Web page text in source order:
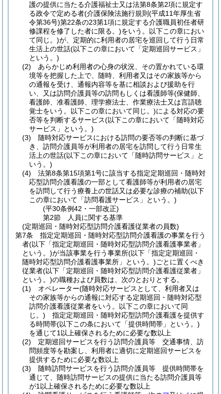
護の提供に当たる介護福祉士又は法第8条第2項に規定す
る政令で定める者(介護保険法施行規則 (平成11年厚生省
令第36号)第22条の23第1項に規定する介護職員初任者研
修課程を修了した者に限る。)をいう。以下この章におい
て同じ。)が、定期的に利用者の居宅を巡回して行う日常
生活上の世話(以下この章において「定期巡回サービス」
という。)
(2)
あらかじめ利用者の心身の状況、その置かれている環
境等を把握した上で、随時、利用者又はその家族等から
の通報を受け、通報内容等を基に相談および援助を行
い、又は訪問介護員等の訪問もしくは看護師等(保健師、
看護師、准看護師、理学療法士、作業療法士又は言語聴
覚士をいう。以下この章において同じ。)による対応の要
否等を判断するサービス(以下この章において「随時対応
サービス」という。)
(3)
随時対応サービスにおける訪問の要否等の判断に基づ
き、訪問介護員等が利用者の居宅を訪問して行う日常生
活上の世話(以下この章において「随時訪問サービス」と
いう。)
(4)
法第8条第15項第1号に該当する指定定期巡回・随時対
応型訪問介護看護の一部として看護師等が利用者の居宅
を訪問して行う療養上の世話又は必要な診療の補助(以下
この章において「訪問看護サービス」という。)
(平30条例42・一部改正)
第2節
人員に関する基準
(定期巡回・随時対応型訪問介護看護従業者の員数)
第7条
指定定期巡回・随時対応型訪問介護看護の事業を行う
者(以下「指定定期巡回・随時対応型訪問介護看護事業者」
という。)が当該事業を行う事業所(以下「指定定期巡回・
随時対応型訪問介護看護事業所」という。)ごとに置くべき
従業者(以下「定期巡回・随時対応型訪問介護看護従業者」
という。)の職種および員数は、次のとおりとする。
(1)
オペレーター(随時対応サービスとして、利用者又は
その家族等からの通報に対応する定期巡回・随時対応型
訪問介護看護従業者をいう。以下この章において同
じ。) 指定定期巡回・随時対応型訪問介護看護を提供す
る時間帯(以下この条において「提供時間帯」という。)
を通じて1以上確保されるために必要な数以上
(2)
定期巡回サービスを行う訪問介護員等 交通事情、訪
問頻度等を勘案し、利用者に適切に定期巡回サービスを
提供するために必要な数以上
(3)
随時訪問サービスを行う訪問介護員等 提供時間帯を
通じて、随時訪問サービスの提供に当たる訪問介護員等
が1以上確保されるために必要な数以上